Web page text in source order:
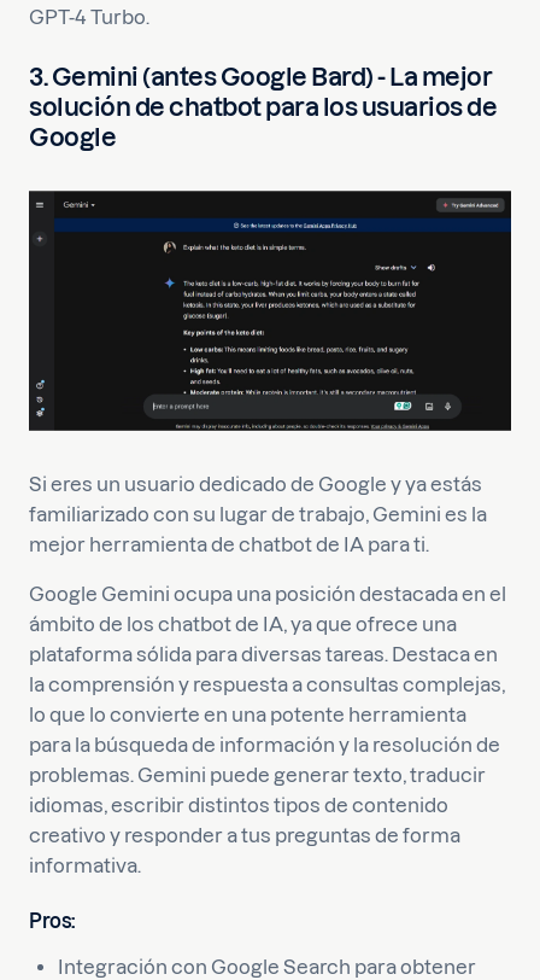
GPT-4 Turbo.
3. Gemini (antes Google Bard) - La mejor
solución de chatbot para los usuarios de
Google
Si eres un usuario dedicado de Google y ya estás
familiarizado con su lugar de trabajo, Gemini es la
mejor herramienta de chatbot de IA para ti.
Google Gemini ocupa una posición destacada en el
ámbito de los chatbot de IA, ya que ofrece una
plataforma sólida para diversas tareas. Destaca en
la comprensión y respuesta a consultas complejas,
lo que lo convierte en una potente herramienta
para la búsqueda de información y la resolución de
problemas. Gemini puede generar texto, traducir
idiomas, escribir distintos tipos de contenido
creativo y responder a tus preguntas de forma
informativa.
Pros:
Integración con Google Search para obtener